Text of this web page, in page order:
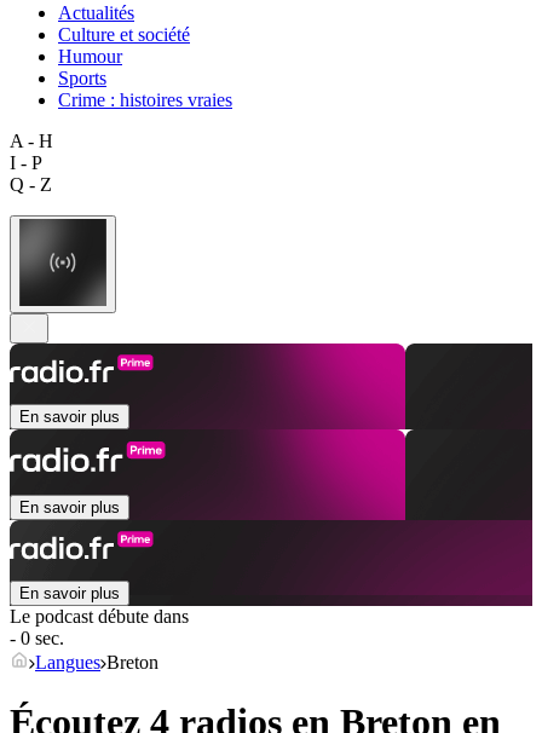
Actualités
Culture et société
Humour
Sports
Crime : histoires vraies
A - H
I - P
Q - Z
En savoir plus
En savoir plus
En savoir plus
Le podcast débute dans
- 0 sec.
Langues Breton
Écoutez 4 radios en Breton en